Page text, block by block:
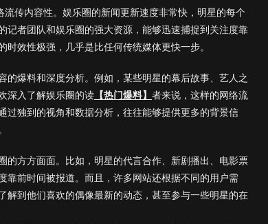
传内容性。娱乐圈的新闻更新速度非常快，明星的每个
记者团队和娱乐圈的强大资源，能够迅速捕捉到关注度靠
效性极强，几乎是比任何传统媒体更快一步。
的爆料和深度分析。例如，某些明星的幕后故事、艺人之
深入了解娱乐圈的读 【热门爆料】 者来说，这样的网络流
过独到的视角和数据分析，往往能够提供更多的背景信
的方方面面。比如，明星的代言合作、新剧播出、电影票
靠前时间被报道。而且，许多网站还根据不同的用户需
解到他们喜欢的偶像最新的动态，甚至参与一些明星的在